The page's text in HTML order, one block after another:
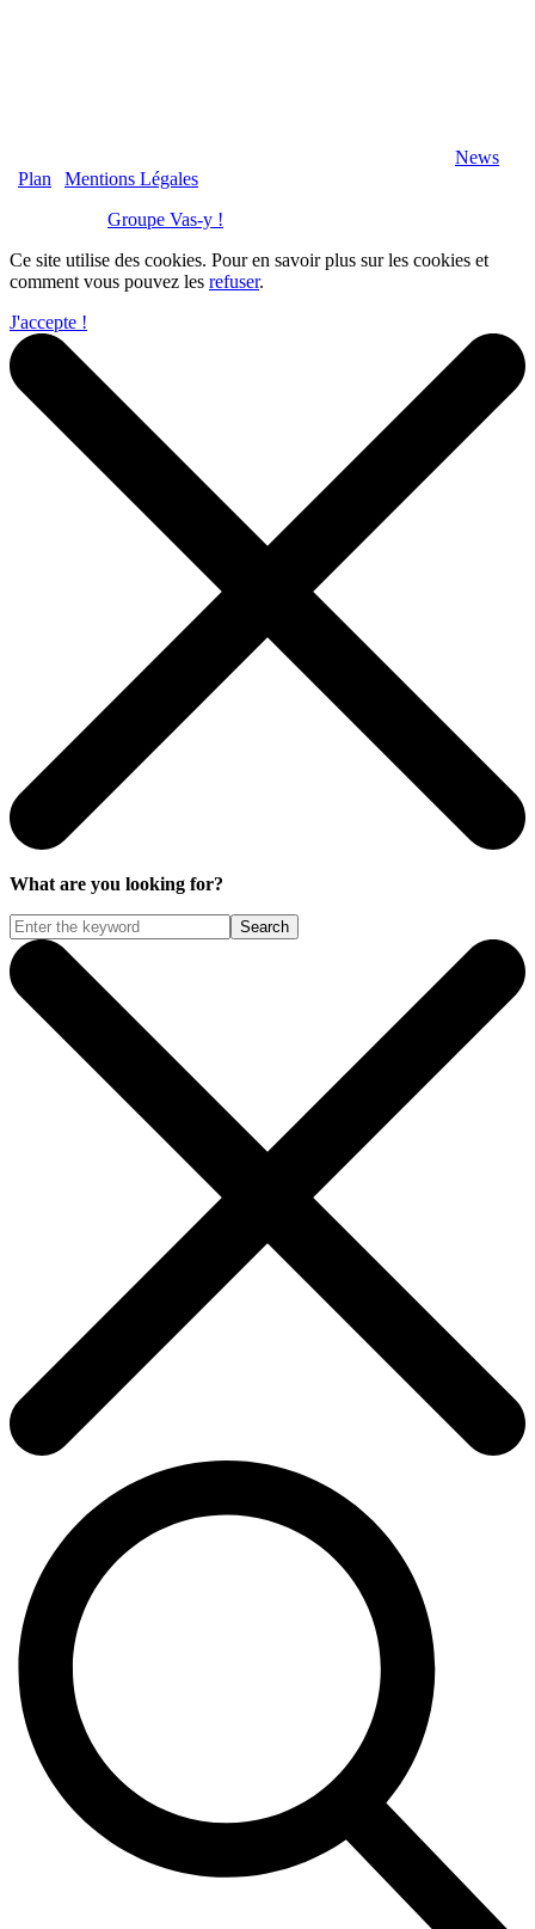
News
Plan
Mentions Légales
Groupe Vas-y !
Ce site utilise des cookies. Pour en savoir plus sur les cookies et
comment vous pouvez les refuser.
J'accepte !
What are you looking for?
Search